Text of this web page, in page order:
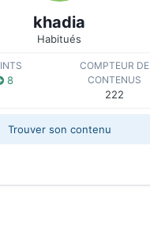
khadia
Habitués
8
COMPTEUR DE
CONTENUS
222
Trouver son contenu